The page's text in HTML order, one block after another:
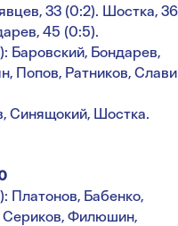
33 (0:2). Шостка, 36
45 (0:5).
Баровский, Бондарев,
Попов, Ратников,
Синящокий, Шостка.
Платонов, Бабенко,
Сериков, Филюшин,